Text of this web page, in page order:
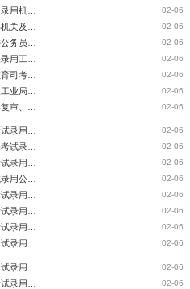
02-06
02-06
02-06
02-06
02-06
02-06
02-06
02-06
02-06
02-06
02-06
02-06
02-06
02-06
02-06
02-06
02-06